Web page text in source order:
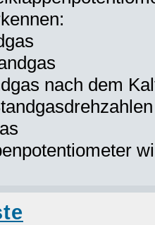
nach dem